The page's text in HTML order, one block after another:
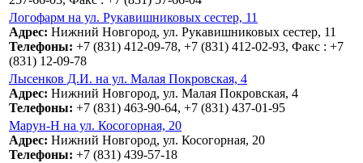
Логофарм на ул. Рукавишниковых сестер, 11
Адрес: Нижний Новгород, ул. Рукавишниковых сестер, 11
Телефоны: +7 (831) 412-09-78, +7 (831) 412-02-93, Факс : +7
(831) 12-09-78
Лысенков Д.И. на ул. Малая Покровская, 4
Адрес: Нижний Новгород, ул. Малая Покровская, 4
Телефоны: +7 (831) 463-90-64, +7 (831) 437-01-95
Марун-Н на ул. Косогорная, 20
Адрес: Нижний Новгород, ул. Косогорная, 20
Телефоны: +7 (831) 439-57-18